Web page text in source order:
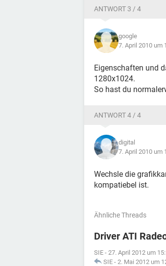
ANTWORT 3 / 4
google
7. April 2010 um
Eigenschaften und
1280x1024.
So hast du
ANTWORT 4 / 4
digital
7. April 2010 um
Wechsle die
kompatiebel ist.
Ähnliche Threads
Driver ATI
SIE - 27. April 2012 um
SIE - 2. Mai 2012 um